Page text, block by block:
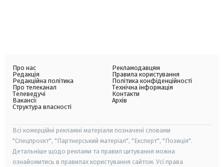
Про нас
Редакція
Редакційна політика
Про телеканал
Телеведучі
Вакансії
Структура власності
Рекламодавцям
Правила користування
Політика конфіденційності
Технічна інформація
Контакти
Архів
Всі комерційні рекламні матеріали позначені словами
"Спецпроєкт", "Партнерський матеріал", "Експерт", "Позиція".
Детальніше щодо реклами та правил цитування можна
ознайомитись в правилах користування сайтом. Усі права